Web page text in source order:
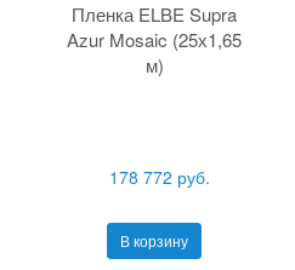
Пленка ELBE Supra
Azur Mosaic (25х1,65
м)
178 772 руб.
В корзину